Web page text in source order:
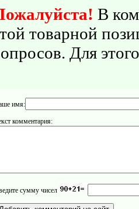
В
товарной
Для
имя:
комментария:
сумму чисел